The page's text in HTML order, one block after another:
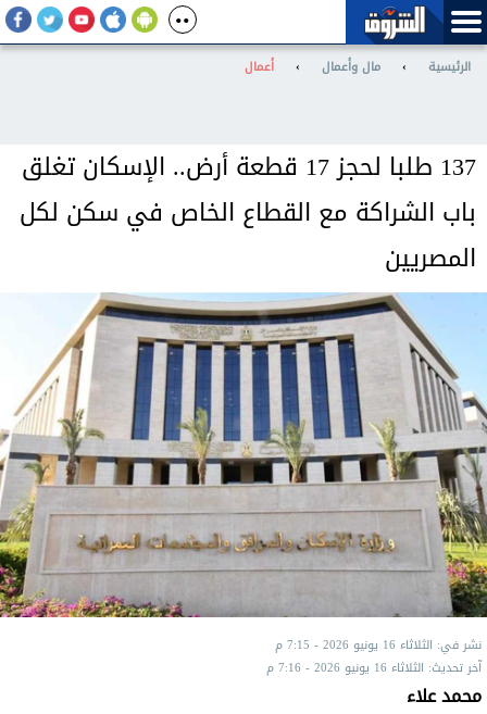
الرئيسية › مال وأعمال › أعمال
137 طلبا لحجز 17 قطعة أرض.. الإسكان تغلق
باب الشراكة مع القطاع الخاص في سكن لكل
المصريين
نشر في: الثلاثاء 16 يونيو 2026 - 7:15 م
آخر تحديث: الثلاثاء 16 يونيو 2026 - 7:16 م
محمد علاء